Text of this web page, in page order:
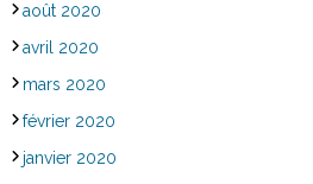
août 2020
avril 2020
mars 2020
février 2020
janvier 2020